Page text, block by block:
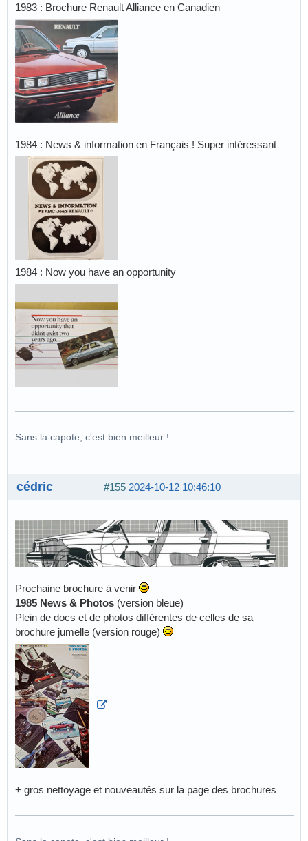
1983 : Brochure Renault Alliance en Canadien
1984 : News & information en Français ! Super intéressant
1984 : Now you have an opportunity
Sans la capote, c'est bien meilleur !
#155 2024-10-12 10:46:10
cédric
Prochaine brochure à venir
1985 News & Photos (version bleue)
Plein de docs et de photos différentes de celles de sa
brochure jumelle (version rouge)
+ gros nettoyage et nouveautés sur la page des brochures